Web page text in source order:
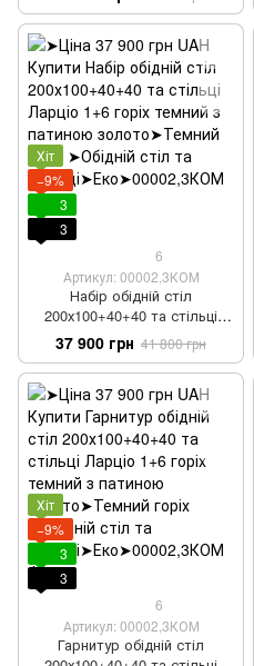
патиною золото
Хіт
−9%
3
3
6
Артикул: 00002,3КОМ
Набір обідній стіл
200х100+40+40 та стільці
Ларціо 1+6 горіх темний з
патиною золото
37 900 грн 41 800 грн
Хіт
−9%
3
3
6
Артикул: 00002,3КОМ
Гарнитур обідній стіл